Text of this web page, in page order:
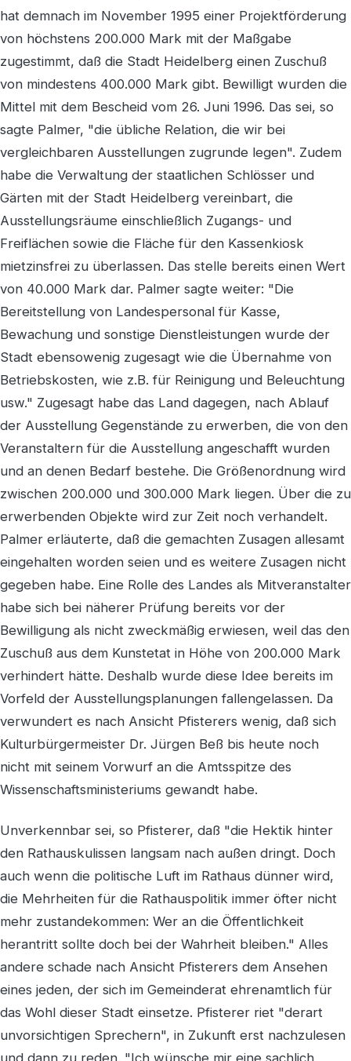
hat demnach im November 1995 einer Projektförderung
von höchstens 200.000 Mark mit der Maßgabe
zugestimmt, daß die Stadt Heidelberg einen Zuschuß
von mindestens 400.000 Mark gibt. Bewilligt wurden die
Mittel mit dem Bescheid vom 26. Juni 1996. Das sei, so
sagte Palmer, "die übliche Relation, die wir bei
vergleichbaren Ausstellungen zugrunde legen". Zudem
habe die Verwaltung der staatlichen Schlösser und
Gärten mit der Stadt Heidelberg vereinbart, die
Ausstellungsräume einschließlich Zugangs- und
Freiflächen sowie die Fläche für den Kassenkiosk
mietzinsfrei zu überlassen. Das stelle bereits einen Wert
von 40.000 Mark dar. Palmer sagte weiter: "Die
Bereitstellung von Landespersonal für Kasse,
Bewachung und sonstige Dienstleistungen wurde der
Stadt ebensowenig zugesagt wie die Übernahme von
Betriebskosten, wie z.B. für Reinigung und Beleuchtung
usw." Zugesagt habe das Land dagegen, nach Ablauf
der Ausstellung Gegenstände zu erwerben, die von den
Veranstaltern für die Ausstellung angeschafft wurden
und an denen Bedarf bestehe. Die Größenordnung wird
zwischen 200.000 und 300.000 Mark liegen. Über die zu
erwerbenden Objekte wird zur Zeit noch verhandelt.
Palmer erläuterte, daß die gemachten Zusagen allesamt
eingehalten worden seien und es weitere Zusagen nicht
gegeben habe. Eine Rolle des Landes als Mitveranstalter
habe sich bei näherer Prüfung bereits vor der
Bewilligung als nicht zweckmäßig erwiesen, weil das den
Zuschuß aus dem Kunstetat in Höhe von 200.000 Mark
verhindert hätte. Deshalb wurde diese Idee bereits im
Vorfeld der Ausstellungsplanungen fallengelassen. Da
verwundert es nach Ansicht Pfisterers wenig, daß sich
Kulturbürgermeister Dr. Jürgen Beß bis heute noch
nicht mit seinem Vorwurf an die Amtsspitze des
Wissenschaftsministeriums gewandt habe.
Unverkennbar sei, so Pfisterer, daß "die Hektik hinter
den Rathauskulissen langsam nach außen dringt. Doch
auch wenn die politische Luft im Rathaus dünner wird,
die Mehrheiten für die Rathauspolitik immer öfter nicht
mehr zustandekommen: Wer an die Öffentlichkeit
herantritt sollte doch bei der Wahrheit bleiben." Alles
andere schade nach Ansicht Pfisterers dem Ansehen
eines jeden, der sich im Gemeinderat ehrenamtlich für
das Wohl dieser Stadt einsetze. Pfisterer riet "derart
unvorsichtigen Sprechern", in Zukunft erst nachzulesen
und dann zu reden. "Ich wünsche mir eine sachlich